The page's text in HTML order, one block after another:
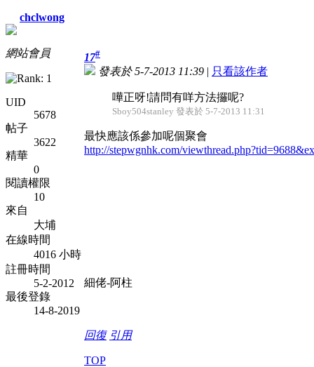
chclwong
網站會員
UID
5678
帖子
3622
精華
0
閱讀權限
10
來自
大埔
在線時間
4016 小時
註冊時間
5-2-2012
最後登錄
14-8-2019
17#
發表於 5-7-2013 11:39 | 只看該作者
嘩正呀!請問有咩方法攞呢?
Sboy504stanley 發表於 5-7-2013 11:31
最快應該係參加呢個聚會
http://stepwgnhk.com/
細佬-阿柱
回復 引用
TOP